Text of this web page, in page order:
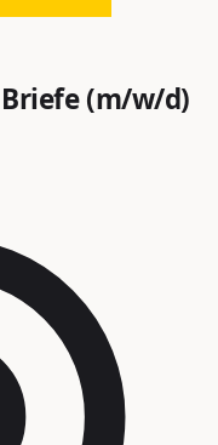
(m/w/d)